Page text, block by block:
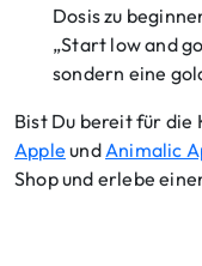
Dosis zu
„Start low and
sondern eine
Bist Du bereit für die
Apple undAnimalic
Shop und erlebe